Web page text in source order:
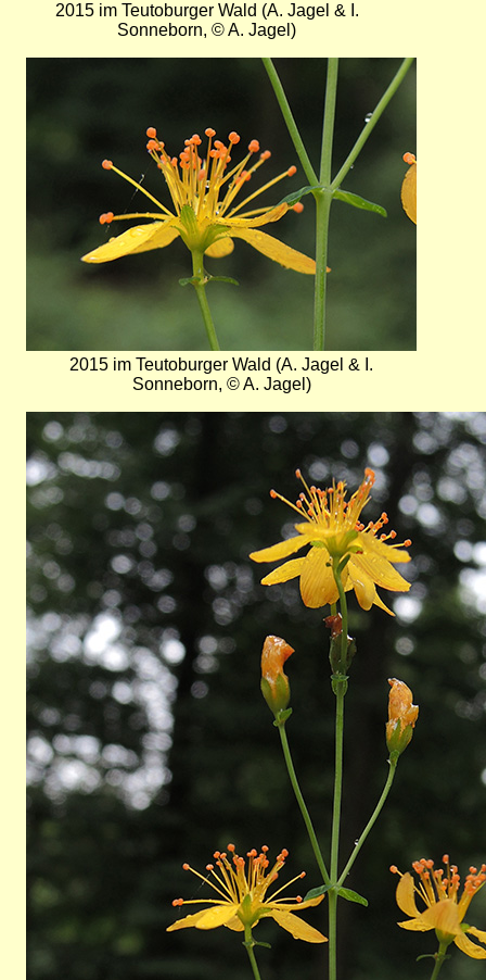
2015 im Teutoburger Wald (A. Jagel & I.
Sonneborn, © A. Jagel)
2015 im Teutoburger Wald (A. Jagel & I.
Sonneborn, © A. Jagel)
Bild